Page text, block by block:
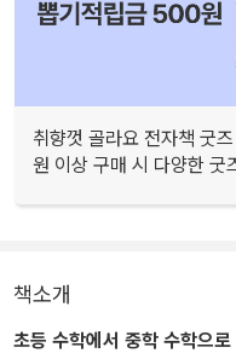
취향껏 골라요 전자책 굿
원 이상 구매 시 다양한 굿
책소개
초등 수학에서 중학 수학으